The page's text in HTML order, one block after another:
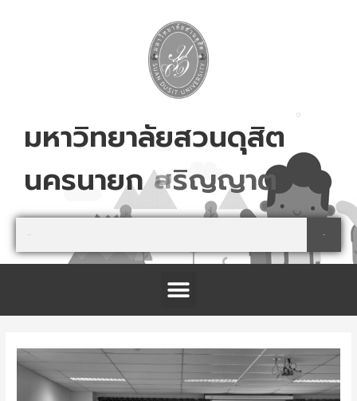
มหาวิทยาลัยสวนดุสิต
นครนายก สมครเลย!
Menu